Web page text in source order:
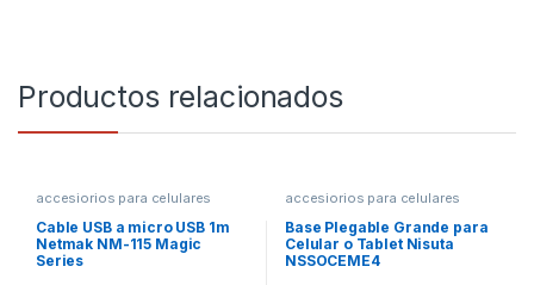
Productos relacionados
accesiorios para celulares
Cable USB a micro USB 1m
Netmak NM-115 Magic
Series
accesiorios para celulares
Base Plegable Grande para
Celular o Tablet Nisuta
NSSOCEME4